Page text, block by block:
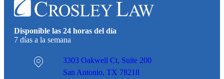
Disponible las 24 horas del día
7 días a la semana
3303 Oakwell Ct, Suite 200
San Antonio, TX 78218